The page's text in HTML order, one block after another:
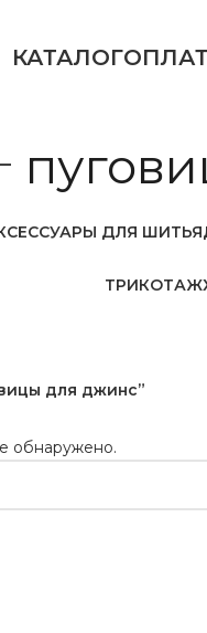
КАТАЛОГ
ДЛЯ ШИТЬЯ
ТРИКОТАЖ
для джинс”
обнаружено.